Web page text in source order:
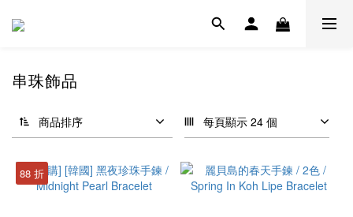
串珠飾品
商品排序 每頁顯示 24 個
88 折